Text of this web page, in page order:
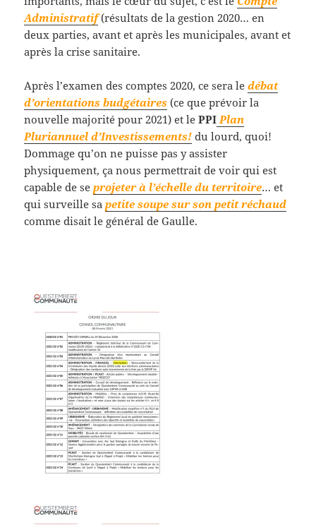
Administratif(résultats de la gestion 2020… en
deux parties, avant et après les municipales, avant et
après la crise sanitaire.
Après l’examen des comptes 2020, ce sera ledébat
d’orientations budgétaires (ce que prévoir la
nouvelle majorité pour 2021) et lePPIPlan
Pluriannuel d’Investissements! du lourd, quoi!
Dommage qu’on ne puisse pas y assister
physiquement, ça nous permettrait de voir qui est
capable de seprojeter à l’échelle du territoire… et
qui surveille sapetite soupe sur son petit réchaud
comme disait le général de Gaulle.